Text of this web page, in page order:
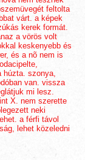
feltolta
várt. a képek
kerek formát.
a vörös volt
keskenyebb és
és a nõ nem is
húzta. szonya,
van. vissza
mi lesz.
X. nem szerette
neki
a férfi távol
lehet közeledni